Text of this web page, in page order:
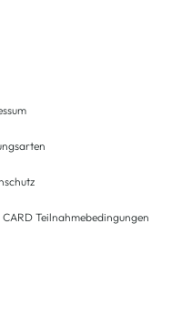
CARD Teilnahmebedingungen